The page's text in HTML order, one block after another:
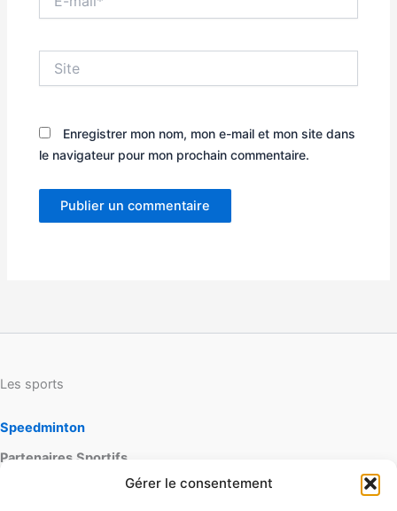
Gérer le consentement
mail*
Enregistrer mon nom, mon e-mail et mon site dans
le navigateur pour mon prochain commentaire.
Les sports
Speedminton
Partenaires Sportifs